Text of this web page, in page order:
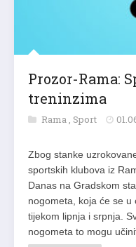
Prozor-Rama:
treninzima
Rama , Sport
Zbog stanke
sportskih klubova iz
Danas na Gradskom
nogometa, koja će se
tijekom lipnja i srpnja.
nogometa to mogu